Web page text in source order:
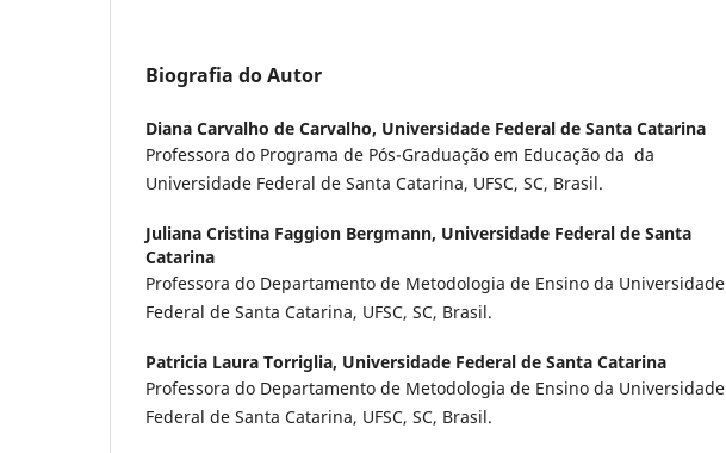
Biografia do Autor
Diana Carvalho de Carvalho, Universidade Federal de Santa Catarina
Professora do Programa de Pós-Graduação em Educação da da
Universidade Federal de Santa Catarina, UFSC, SC, Brasil.
Juliana Cristina Faggion Bergmann, Universidade Federal de Santa
Catarina
Professora do Departamento de Metodologia de Ensino da Universidade
Federal de Santa Catarina, UFSC, SC, Brasil.
Patricia Laura Torriglia, Universidade Federal de Santa Catarina
Professora do Departamento de Metodologia de Ensino da Universidade
Federal de Santa Catarina, UFSC, SC, Brasil.